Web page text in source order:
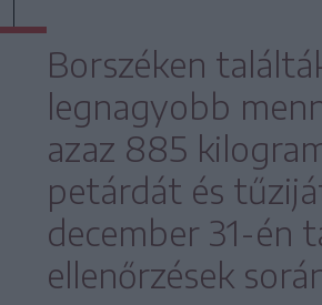
Borszéken
legnagyobb
azaz 885
petárdát és
december 31-én
ellenőrzések